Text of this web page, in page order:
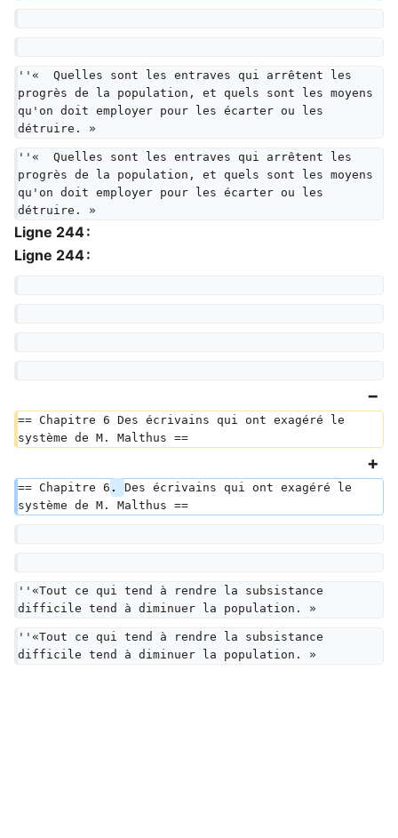
''«  Quelles sont les entraves qui arrêtent les
progrès de la population, et quels sont les moyens
qu'on doit employer pour les écarter ou les
détruire. »
''«  Quelles sont les entraves qui arrêtent les
progrès de la population, et quels sont les moyens
qu'on doit employer pour les écarter ou les
détruire. »
Ligne 244 :
Ligne 244 :
== Chapitre 6 Des écrivains qui ont exagéré le
système de M. Malthus ==
== Chapitre 6 . Des écrivains qui ont exagéré le
système de M. Malthus ==
''«Tout ce qui tend à rendre la subsistance
difficile tend à diminuer la population. »
''«Tout ce qui tend à rendre la subsistance
difficile tend à diminuer la population. »